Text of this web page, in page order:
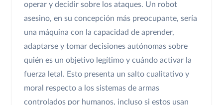
operar y decidir sobre los ataques. Un robot
asesino, en su concepción más preocupante, sería
una máquina con la capacidad de aprender,
adaptarse y tomar decisiones autónomas sobre
quién es un objetivo legítimo y cuándo activar la
fuerza letal. Esto presenta un salto cualitativo y
moral respecto a los sistemas de armas
controlados por humanos, incluso si estos usan